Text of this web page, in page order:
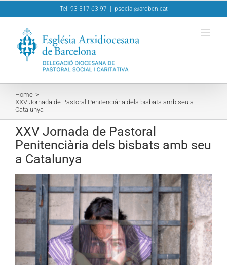
to
Tel. 93 317 63 97 psocial@arqbcn.cat
Home
XXV Jornada de Pastoral Penitenciària dels bisbats amb seu a
Catalunya
XXV Jornada de Pastoral
Penitenciària dels bisbats amb seu
a Catalunya
Larger
Image